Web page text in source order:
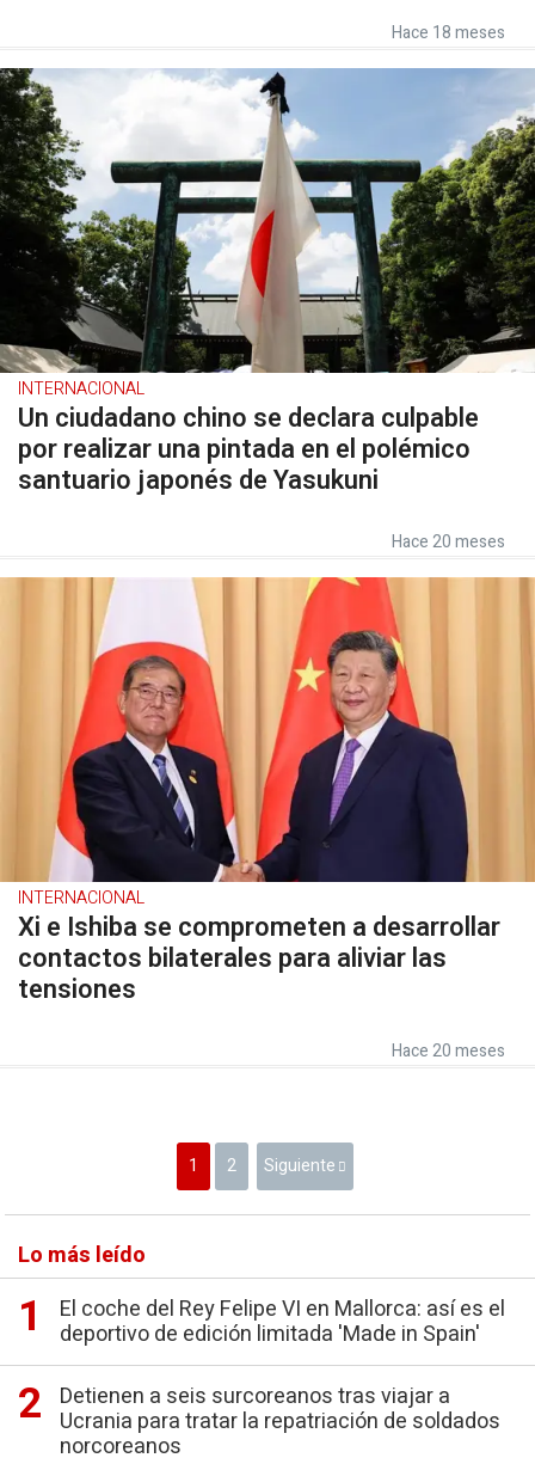
Hace 18 meses
INTERNACIONAL
Un ciudadano chino se declara culpable
por realizar una pintada en el polémico
santuario japonés de Yasukuni
Hace 20 meses
INTERNACIONAL
Xi e Ishiba se comprometen a desarrollar
contactos bilaterales para aliviar las
tensiones
Hace 20 meses
1 2 Siguiente
Lo más leído
El coche del Rey Felipe VI en Mallorca: así es el
deportivo de edición limitada 'Made in Spain'
Detienen a seis surcoreanos tras viajar a
Ucrania para tratar la repatriación de soldados
norcoreanos